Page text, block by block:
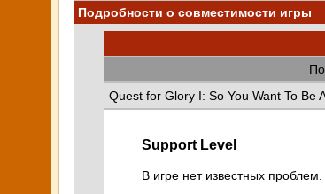
Подробности о совместимости игры
Quest for Glory I: So You Want To Be
Support Level
В игре нет известных проблем.